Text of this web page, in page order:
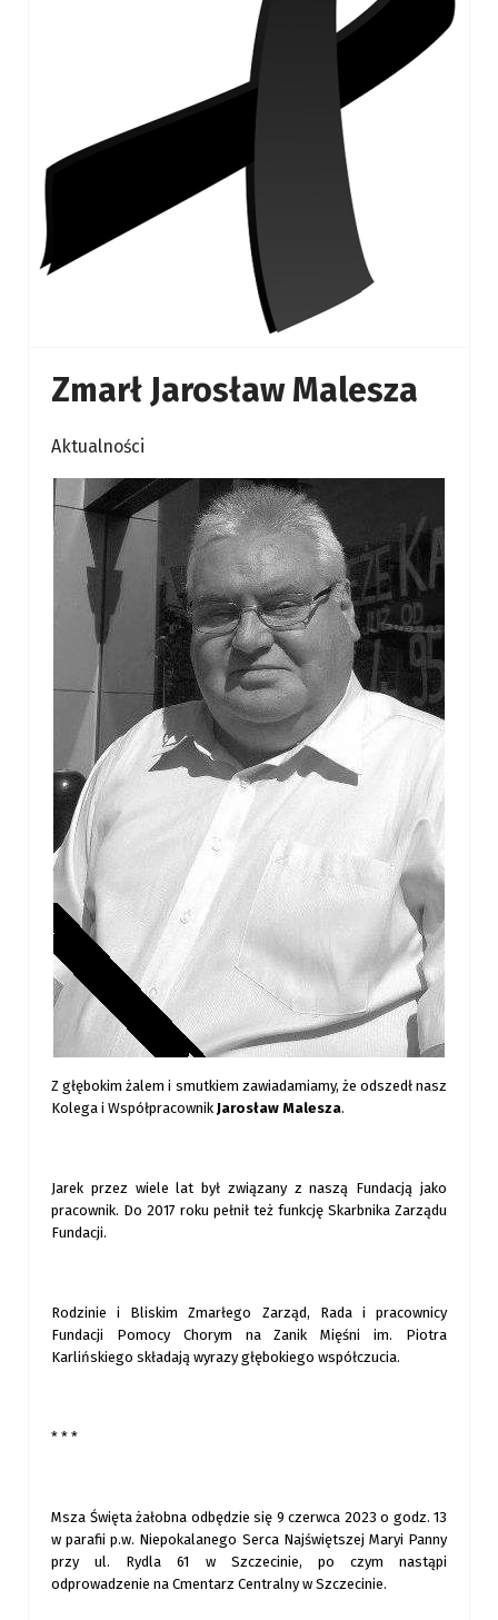
Zmarł Jarosław Malesza
Aktualności
Z głębokim żalem i smutkiem zawiadamiamy, że odszedł nasz
Kolega i Współpracownik Jarosław Malesza.
Jarek przez wiele lat był związany z naszą Fundacją jako
pracownik. Do 2017 roku pełnił też funkcję Skarbnika Zarządu
Fundacji.
Rodzinie i Bliskim Zmarłego Zarząd, Rada i pracownicy
Fundacji Pomocy Chorym na Zanik Mięśni im. Piotra
Karlińskiego składają wyrazy głębokiego współczucia.
* * *
Msza Święta żałobna odbędzie się 9 czerwca 2023 o godz. 13
w parafii p.w. Niepokalanego Serca Najświętszej Maryi Panny
przy ul. Rydla 61 w Szczecinie, po czym nastąpi
odprowadzenie na Cmentarz Centralny w Szczecinie.